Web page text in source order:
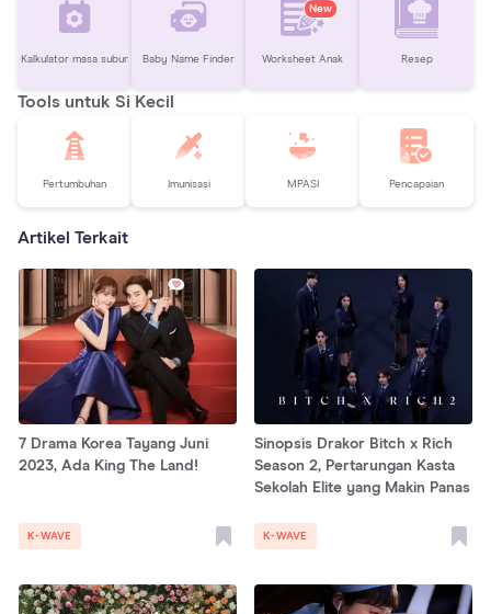
Kalkulator masa subur Baby Name Finder
New
Worksheet Anak Resep
Tools untuk Si Kecil
Pertumbuhan Imunisasi MPASI Pencapaian
Artikel Terkait
7 Drama Korea Tayang Juni
2023, Ada King The Land!
K-WAVE
Sinopsis Drakor Bitch x Rich
Season 2, Pertarungan Kasta
Sekolah Elite yang Makin Panas
K-WAVE